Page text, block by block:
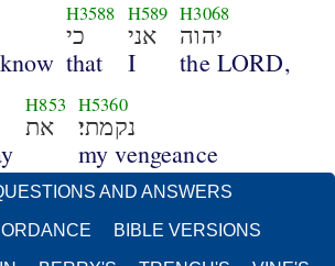
H3588
כי
that
H589
אני
I
H3068
יהוה
the LORD,
H853
את
H5360
נקמתי׃
my vengeance
AND ANSWERS
BIBLE VERSIONS